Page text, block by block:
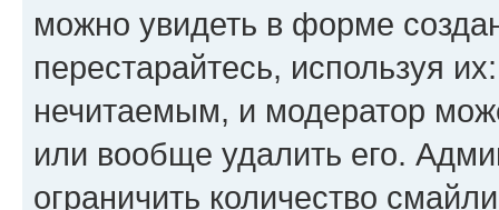
можно увидеть в форме
перестарайтесь, используя
нечитаемым, и модератор
или вообще удалить его.
ограничить количество